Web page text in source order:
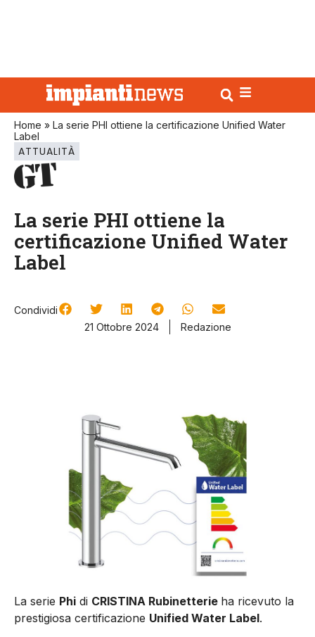
Home » La serie PHI ottiene la certificazione Unified Water
Label
ATTUALITÀ
La serie PHI ottiene la
certificazione Unified Water
Label
Condividi
21 Ottobre 2024
Redazione
La serie Phi di CRISTINA Rubinetterie ha ricevuto la
prestigiosa certificazione Unified Water Label.